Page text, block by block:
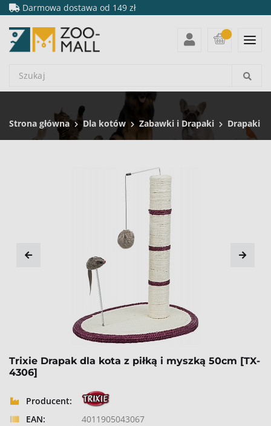
Darmowa dostawa od 149 zł
Strona główna Dla kotów Zabawki i Drapaki Drapaki
Trixie Drapak dla kota z piłką i myszką 50cm [TX-
4306]
Producent:
EAN:
4011905043067